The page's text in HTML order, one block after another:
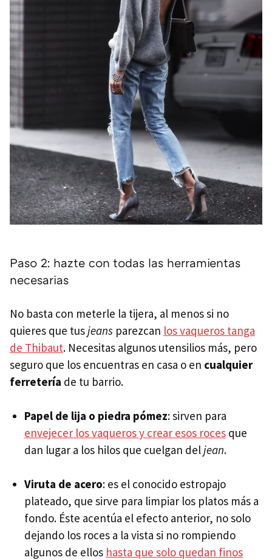
Paso 2: hazte con todas las herramientas
necesarias
No basta con meterle la tijera, al menos si no
quieres que tusjeans parezcan los vaqueros tanga
de Thibaut. Necesitas algunos utensilios más, pero
seguro que los encuentras en casa o en cualquier
ferretería de tu barrio.
Papel de lija o piedra pómez: sirven para
envejecer los vaqueros y crear esos roces que
dan lugar a los hilos que cuelgan deljean.
Viruta de acero: es el conocido estropajo
plateado, que sirve para limpiar los platos más a
fondo. Éste acentúa el efecto anterior, no solo
dejando los roces a la vista si no rompiendo
algunos de ellos hasta que solo quedan finos